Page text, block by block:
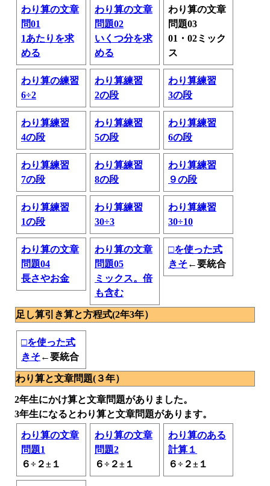
わり算の文章
問01
1あたりを求
める
わり算の文章
問題02
いくつ分を求
める
わり算の文章
問題03
01・02ミック
ス
わり算の練習
6÷2
わり算練習
2の段
わり算練習
3の段
わり算練習
4の段
わり算練習
5の段
わり算練習
6の段
わり算練習
7の段
わり算練習
8の段
わり算練習
９の段
わり算練習
1の段
わり算練習
30÷3
わり算練習
30÷10
わり算の文章
問題04
長さやお金
わり算の文章
問題05
ミックス。倍
も含む
□を使った式
きそ←要統合
足し算引き算と方程式(2年3年）
□を使った式
きそ←要統合
わり算と文章問題(３年）
2年生にかけ算と文章問題がありました。
3年生になるとわり算と文章問題があります。
わり算の文章
問題1
６÷２±１
わり算の文章
問題2
６÷２±１
わり算のある
計算１
６÷２±１